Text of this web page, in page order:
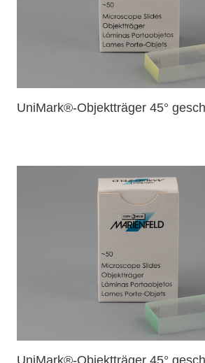
UniMark®-Objektträger 45°
UniMark®-Objektträger 45°